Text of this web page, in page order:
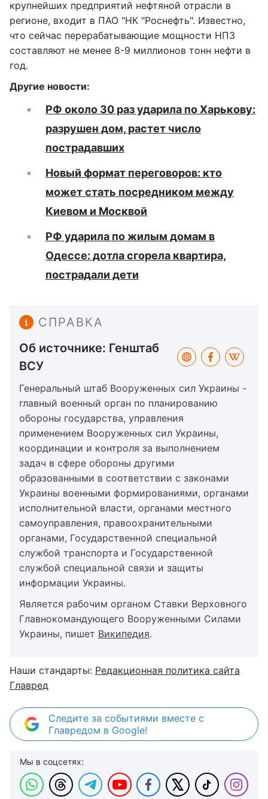
крупнейших предприятий нефтяной отрасли в
регионе, входит в ПАО "НК "Роснефть". Известно,
что сейчас перерабатывающие мощности НПЗ
составляют не менее 8-9 миллионов тонн нефти в
год.
Другие новости:
РФ около 30 раз ударила по Харькову:
разрушен дом, растет число
пострадавших
Новый формат переговоров: кто
может стать посредником между
Киевом и Москвой
РФ ударила по жилым домам в
Одессе: дотла сгорела квартира,
пострадали дети
СПРАВКА
Об источнике: Генштаб
ВСУ
Генеральный штаб Вооруженных сил Украины -
главный военный орган по планированию
обороны государства, управления
применением Вооруженных сил Украины,
координации и контроля за выполнением
задач в сфере обороны другими
образованными в соответствии с законами
Украины военными формированиями, органами
исполнительной власти, органами местного
самоуправления, правоохранительными
органами, Государственной специальной
службой транспорта и Государственной
службой специальной связи и защиты
информации Украины.
Является рабочим органом Ставки Верховного
Главнокомандующего Вооруженными Силами
Украины, пишет Википедия.
Наши стандарты: Редакционная политика сайта
Главред
Следите за событиями вместе с
Главредом в Google!
Мы в соцсетях: